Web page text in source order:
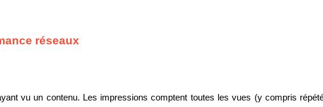
réseaux
vu un contenu. Les impressions comptent toutes les vues (y compris